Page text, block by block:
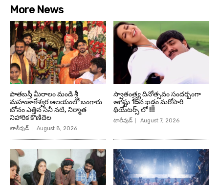
More News
పాతబస్తీ మీరాలం మండి శ్రీ
మహంకాళేశ్వర ఆలయంలో బంగారు
బోనం ఎత్తిన సినీ నటి, నిర్మాత
నిహారిక కొణిదెల
టాలీవుడ్ August 8, 2026
స్వాతంత్ర్య దినోత్సవం సందర్బంగా
ఆగష్టు 15న ఖడ్గం మరోసారి
థియేటర్స్ లో !!!
టాలీవుడ్ August 7, 2026